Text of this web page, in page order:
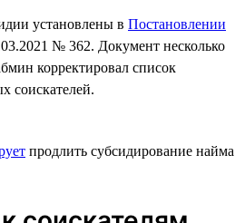
установлены в Постановлении
№ 362. Документ несколько
корректировал список
соискателей.
продлить субсидирование найма